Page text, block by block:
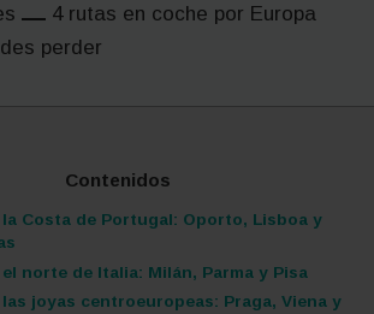
4 rutas en coche por Europa
perder
Contenidos
Costa de Portugal: Oporto, Lisboa y
norte de Italia: Milán, Parma y Pisa
joyas centroeuropeas: Praga, Viena y